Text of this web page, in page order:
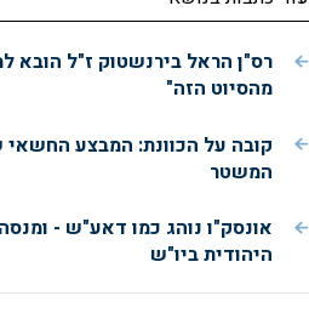
רס"ן הראל בירנשטוק ז"ל הובא
מהסיוט הזה"
קובה על הכוונת: המבצע
המשטר
אונסק"ו נוהג כמו דאע"ש -
היהודית ביו"ש